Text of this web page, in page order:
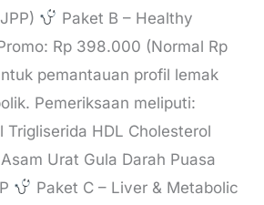
Paket B – Healthy
Rp 398.000 (Normal Rp
pemantauan profil lemak
Pemeriksaan meliputi:
Trigliserida HDL Cholesterol
Urat Gula Darah Puasa
Paket C – Liver & Metabolic